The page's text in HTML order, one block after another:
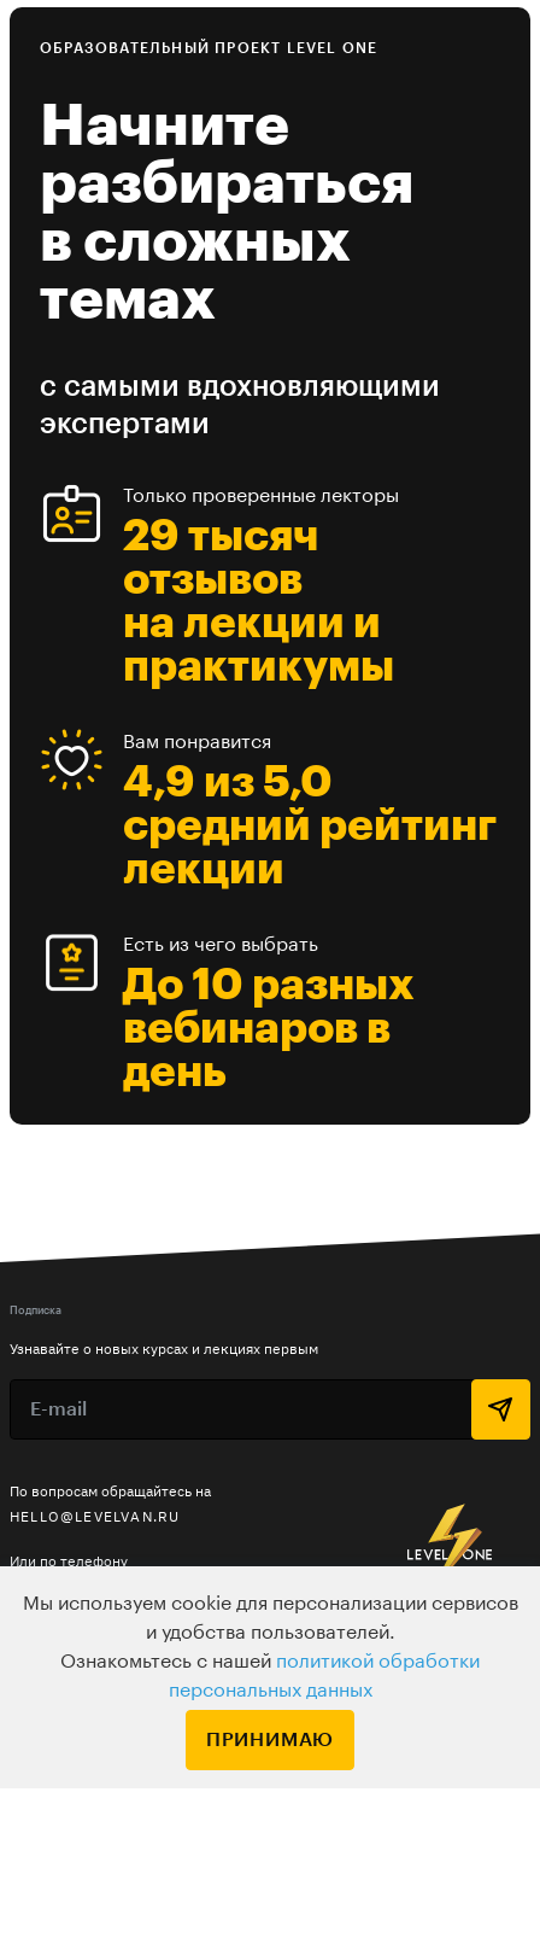
ОБРАЗОВАТЕЛЬНЫЙ ПРОЕКТ LEVEL ONE
Начните
разбираться
в сложных
темах
с самыми вдохновляющими
экспертами
Только проверенные лекторы
29 тысяч
отзывов
на лекции и
практикумы
Вам понравится
4,9 из 5,0
средний рейтинг
лекции
Есть из чего выбрать
До 10 разных
вебинаров в
день
По вопросам обращайтесь на
HELLO@LEVELVAN.RU
Или по телефону
LEVEL ONE
Подписка
Узнавайте о новых курсах и лекциях первым
Мы используем cookie для персонализации сервисов
и удобства пользователей.
Ознакомьтесь с нашей политикой обработки
персональных данных
ПРИНИМАЮ